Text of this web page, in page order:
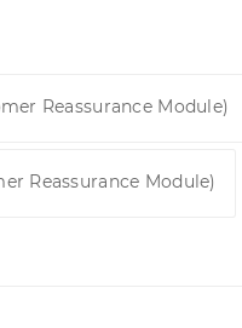
Reassurance Module)
Reassurance Module)